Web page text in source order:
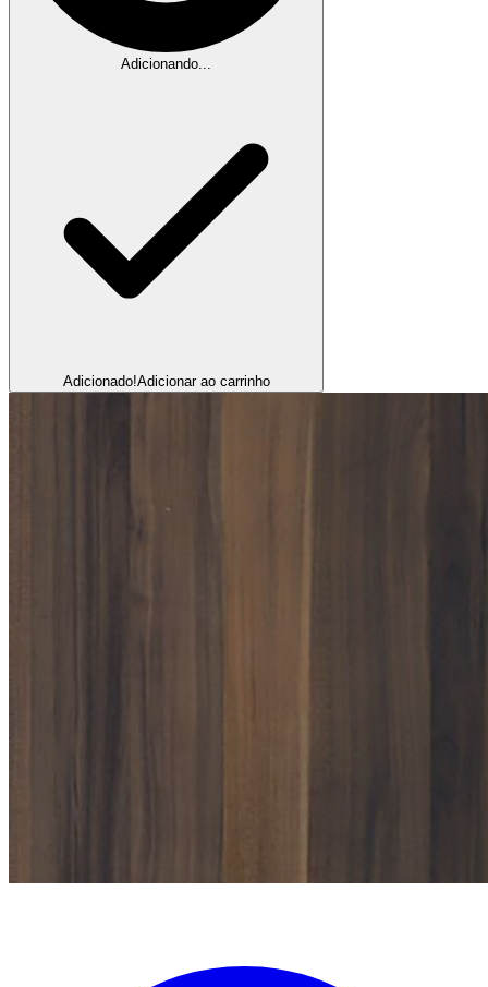
Adicionando...
Adicionado!Adicionar ao carrinho